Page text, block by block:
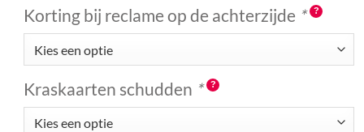
Korting bij reclame op de achterzijde *
Kraskaarten schudden *